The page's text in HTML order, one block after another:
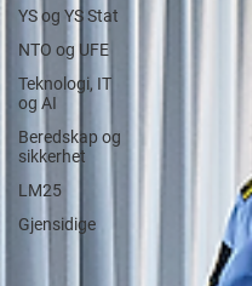
YS og YS Stat
NTO og UFE
Teknologi, IT
og AI
Beredskap og
sikkerhet
LM25
Gjensidige